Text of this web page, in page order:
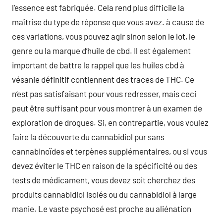
l’essence est fabriquée. Cela rend plus difficile la
maîtrise du type de réponse que vous avez. à cause de
ces variations, vous pouvez agir sinon selon le lot, le
genre ou la marque d’huile de cbd. Il est également
important de battre le rappel que les huiles cbd à
vésanie définitif contiennent des traces de THC. Ce
n’est pas satisfaisant pour vous redresser, mais ceci
peut être suffisant pour vous montrer à un examen de
exploration de drogues. Si, en contrepartie, vous voulez
faire la découverte du cannabidiol pur sans
cannabinoïdes et terpènes supplémentaires, ou si vous
devez éviter le THC en raison de la spécificité ou des
tests de médicament, vous devez soit cherchez des
produits cannabidiol isolés ou du cannabidiol à large
manie. Le vaste psychosé est proche au aliénation